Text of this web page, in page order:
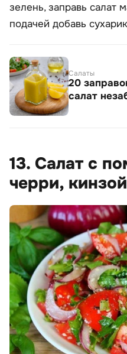
зелень, заправь салат
подачей добавь
Салаты
20
салат
13. Салат с
черри,